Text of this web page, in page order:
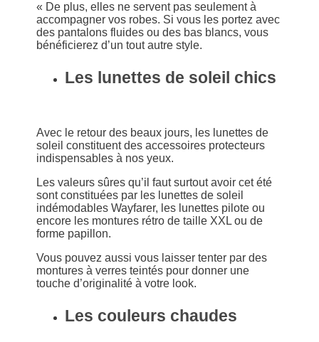
« De plus, elles ne servent pas seulement à
accompagner vos robes. Si vous les portez avec
des pantalons fluides ou des bas blancs, vous
bénéficierez d’un tout autre style.
Les lunettes de soleil chics
Avec le retour des beaux jours, les lunettes de
soleil constituent des accessoires protecteurs
indispensables à nos yeux.
Les valeurs sûres qu’il faut surtout avoir cet été
sont constituées par les lunettes de soleil
indémodables Wayfarer, les lunettes pilote ou
encore les montures rétro de taille XXL ou de
forme papillon.
Vous pouvez aussi vous laisser tenter par des
montures à verres teintés pour donner une
touche d’originalité à votre look.
Les couleurs chaudes